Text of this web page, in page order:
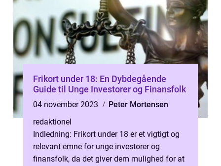
Frikort under 18: En Dybdegående
Guide til Unge Investorer og Finansfolk
04 november 2023
Peter Mortensen
redaktionel
Indledning: Frikort under 18 er et vigtigt og
relevant emne for unge investorer og
finansfolk, da det giver dem mulighed for at